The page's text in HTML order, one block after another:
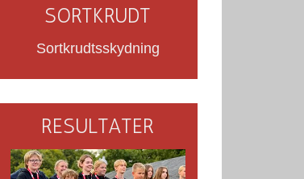
SORTKRUDT
Sortkrudtsskydning
RESULTATER